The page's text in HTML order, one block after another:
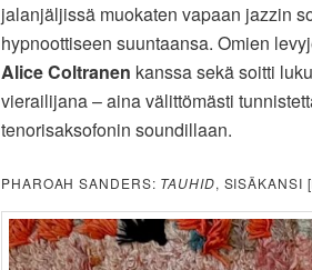
jalanjäljissä muokaten vapaan jazzin
hypnoottiseen suuntaansa. Omien
Alice Coltranen kanssa sekä soitti
vierailijana – aina välittömästi
tenorisaksofonin soundillaan.
PHAROAH SANDERS: TAUHID, SISÄKANSI